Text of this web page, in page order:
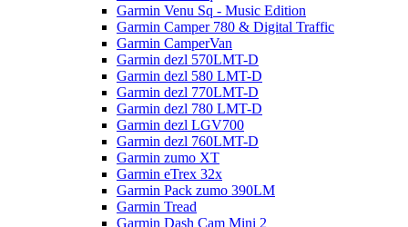
Garmin Venu Sq - Music Edition
Garmin Camper 780 & Digital Traffic
Garmin CamperVan
Garmin dezl 570LMT-D
Garmin dezl 580 LMT-D
Garmin dezl 770LMT-D
Garmin dezl 780 LMT-D
Garmin dezl LGV700
Garmin dezl 760LMT-D
Garmin zumo XT
Garmin eTrex 32x
Garmin Pack zumo 390LM
Garmin Tread
Garmin Dash Cam Mini 2